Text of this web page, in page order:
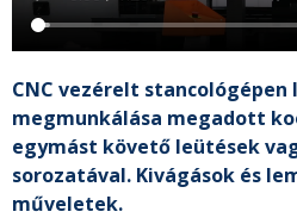
CNC vezérelt stancológépen
megmunkálása megadott
egymást követő leütések
sorozatával. Kivágások és
műveletek.